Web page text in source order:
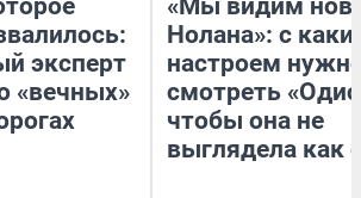
эксперт
«вечных»
Нолана»: с
настроем
смотреть
чтобы она не
выглядела как